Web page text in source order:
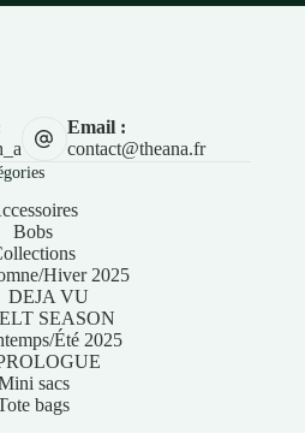
Email :
contact@theana.fr
Bobs
Hiver 2025
DEJA VU
SEASON
Été 2025
sacs
bags